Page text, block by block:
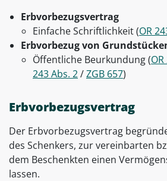
Erbvorbezugsvertrag
Einfache Schriftlichkeit (OR
Erbvorbezug von
Öffentliche Beurkundung (
243 Abs. 2/ZGB 657)
Erbvorbezugsvertrag
Der Erbvorbezugsvertrag
des Schenkers, zur vereinbarten
dem Beschenkten einen
lassen.